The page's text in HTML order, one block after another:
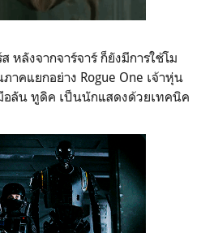
หลังจากจาร์จาร์ ก็ยังมีการใช้โม
คแยกอย่าง Rogue One เจ้าหุ่น
อลัน ทูดิค เป็นนักแสดงด้วยเทคนิค